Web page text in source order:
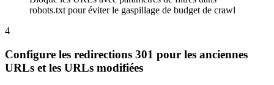
robots.txt pour éviter le gaspillage de budget de crawl
4
Configure les redirections 301 pour les anciennes
URLs et les URLs modifiées